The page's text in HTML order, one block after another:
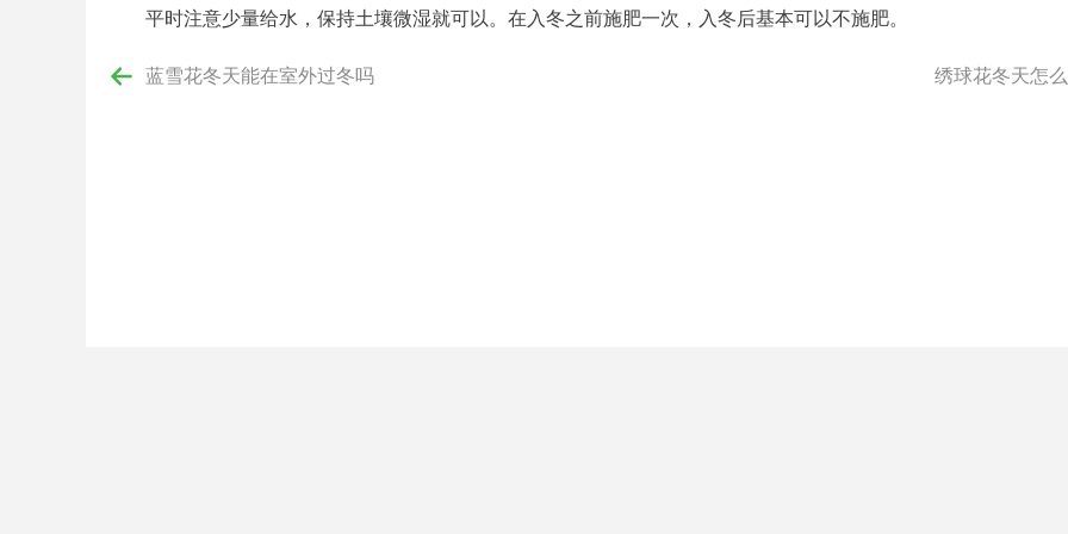
平时注意少量给水，保持土壤微湿就可以。在入冬之前施肥一次，入冬后基本可以不施肥。
蓝雪花冬天能在室外过冬吗 绣球花冬天怎